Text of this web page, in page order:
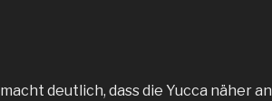
deutlich, dass die Yucca näher an